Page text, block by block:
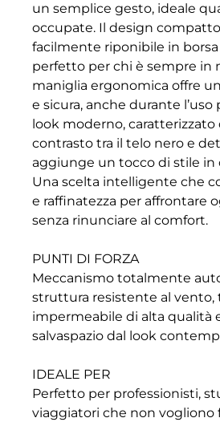
un semplice gesto, ideale
occupate. Il design
facilmente riponibile in borsa
perfetto per chi è sempre in
maniglia ergonomica offre
e sicura, anche durante l’uso
look moderno,
contrasto tra il telo nero e
aggiunge un tocco di stile in
Una scelta intelligente che
e raffinatezza per affrontare
senza rinunciare al comfort.
PUNTI DI FORZA
Meccanismo totalmente
struttura resistente al vento,
impermeabile di alta qualità
salvaspazio dal look
IDEALE PER
Perfetto per professionisti,
viaggiatori che non vogliono